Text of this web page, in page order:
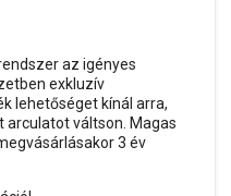
az igényes
exkluzív
lehetőséget kínál arra,
arculatot váltson. Magas
3 év